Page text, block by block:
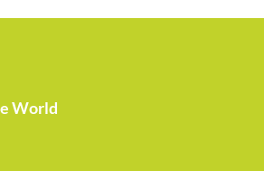
World